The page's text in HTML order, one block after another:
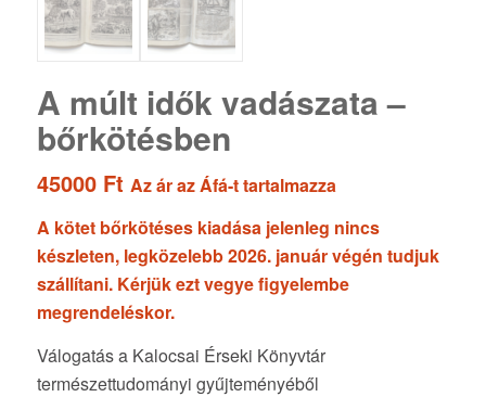
A múlt idők vadászata –
bőrkötésben
45000 Ft Az ár az Áfá-t tartalmazza
A kötet bőrkötéses kiadása jelenleg nincs
készleten, legközelebb 2026. január végén tudjuk
szállítani. Kérjük ezt vegye figyelembe
megrendeléskor.
Válogatás a Kalocsai Érseki Könyvtár
természettudományi gyűjteményéből